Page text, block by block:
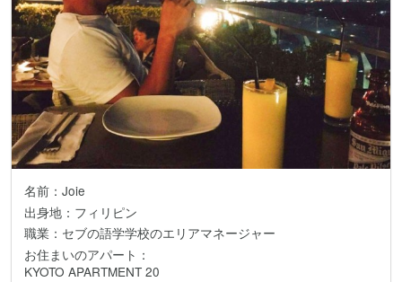
名前：Joie
出身地：フィリピン
職業：セブの語学学校のエリアマネージャー
お住まいのアパート：
KYOTO APARTMENT 20